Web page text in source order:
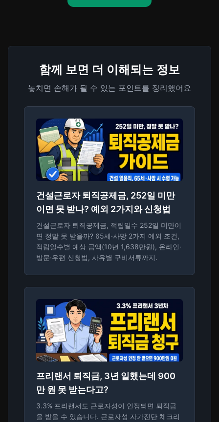
함께 보면 더 이해되는 정보
놓치면 손해가 될 수 있는 포인트를 정리했어요
건설근로자 퇴직공제금, 252일 미만
이면 못 받나? 예외 2가지와 신청법
건설근로자 퇴직공제금, 적립일수 252일 미만이
면 정말 못 받을까? 65세·사망 2가지 예외 조건,
적립일수별 예상 금액(10년 1,638만원), 온라인·
방문·우편 신청법, 사유별 구비서류까지.
프리랜서 퇴직금, 3년 일했는데 900
만 원 못 받는다고?
3.3% 프리랜서도 근로자성이 인정되면 퇴직금
을 받을 수 있습니다. 근로자성 자가진단 체크리